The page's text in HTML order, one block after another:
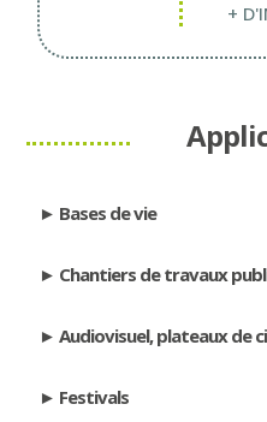
+
Bases de vie
Chantiers de travaux
Audiovisuel, plateaux de
Festivals